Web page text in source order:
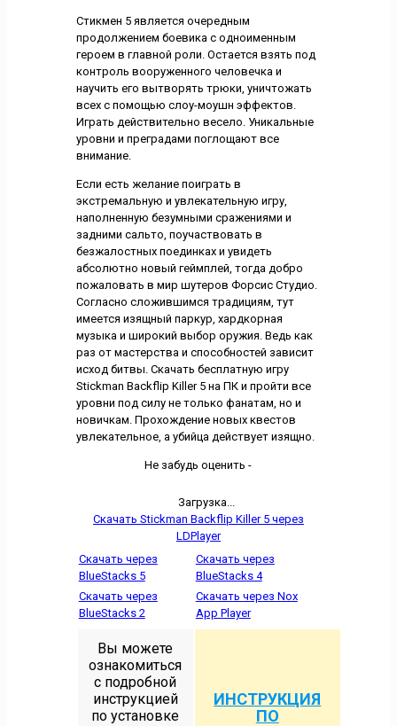
Стикмен 5 является очередным
продолжением боевика с одноименным
героем в главной роли. Остается взять под
контроль вооруженного человечка и
научить его вытворять трюки, уничтожать
всех с помощью слоу-моушн эффектов.
Играть действительно весело. Уникальные
уровни и преградами поглощают все
внимание.
Если есть желание поиграть в
экстремальную и увлекательную игру,
наполненную безумными сражениями и
задними сальто, поучаствовать в
безжалостных поединках и увидеть
абсолютно новый геймплей, тогда добро
пожаловать в мир шутеров Форсис Студио.
Согласно сложившимся традициям, тут
имеется изящный паркур, хардкорная
музыка и широкий выбор оружия. Ведь как
раз от мастерства и способностей зависит
исход битвы. Скачать бесплатную игру
Stickman Backflip Killer 5 на ПК и пройти все
уровни под силу не только фанатам, но и
новичкам. Прохождение новых квестов
увлекательное, а убийца действует изящно.
Не забудь оценить -
Загрузка...
Скачать Stickman Backflip Killer 5 через
LDPlayer
Скачать через
BlueStacks 5
Скачать через
BlueStacks 4
Скачать через
BlueStacks 2
Скачать через Nox
App Player
Вы можете
ознакомиться
с подробной
инструкцией
по установке
ИНСТРУКЦИЯ
ПО